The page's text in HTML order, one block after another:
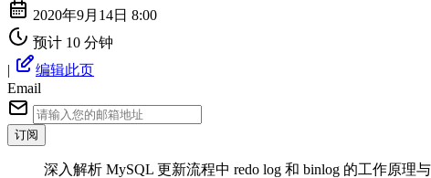
2020年9月14日 8:00
预计 10 分钟
|
编辑此页
Email
订阅
深入解析 MySQL 更新流程中 redo log 和 binlog 的工作原理